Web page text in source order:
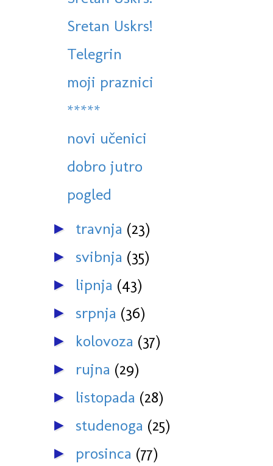
Sretan Uskrs!
Telegrin
moji praznici
*****
novi učenici
dobro jutro
pogled
► travnja (23)
► svibnja (35)
► lipnja (43)
► srpnja (36)
► kolovoza (37)
► rujna (29)
► listopada (28)
► studenoga (25)
► prosinca (77)